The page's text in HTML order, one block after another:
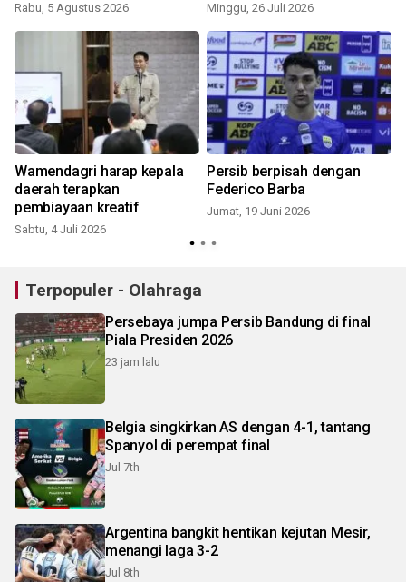
Rabu, 5 Agustus 2026 Minggu, 26 Juli 2026
Wamendagri harap kepala
daerah terapkan
pembiayaan kreatif
Sabtu, 4 Juli 2026
Persib berpisah dengan
Federico Barba
Jumat, 19 Juni 2026
Terpopuler - Olahraga
Persebaya jumpa Persib Bandung di final
Piala Presiden 2026
23 jam lalu
Belgia singkirkan AS dengan 4-1, tantang
Spanyol di perempat final
Jul 7th
Argentina bangkit hentikan kejutan Mesir,
menangi laga 3-2
Jul 8th